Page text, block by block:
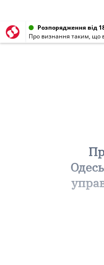
Розпорядження від